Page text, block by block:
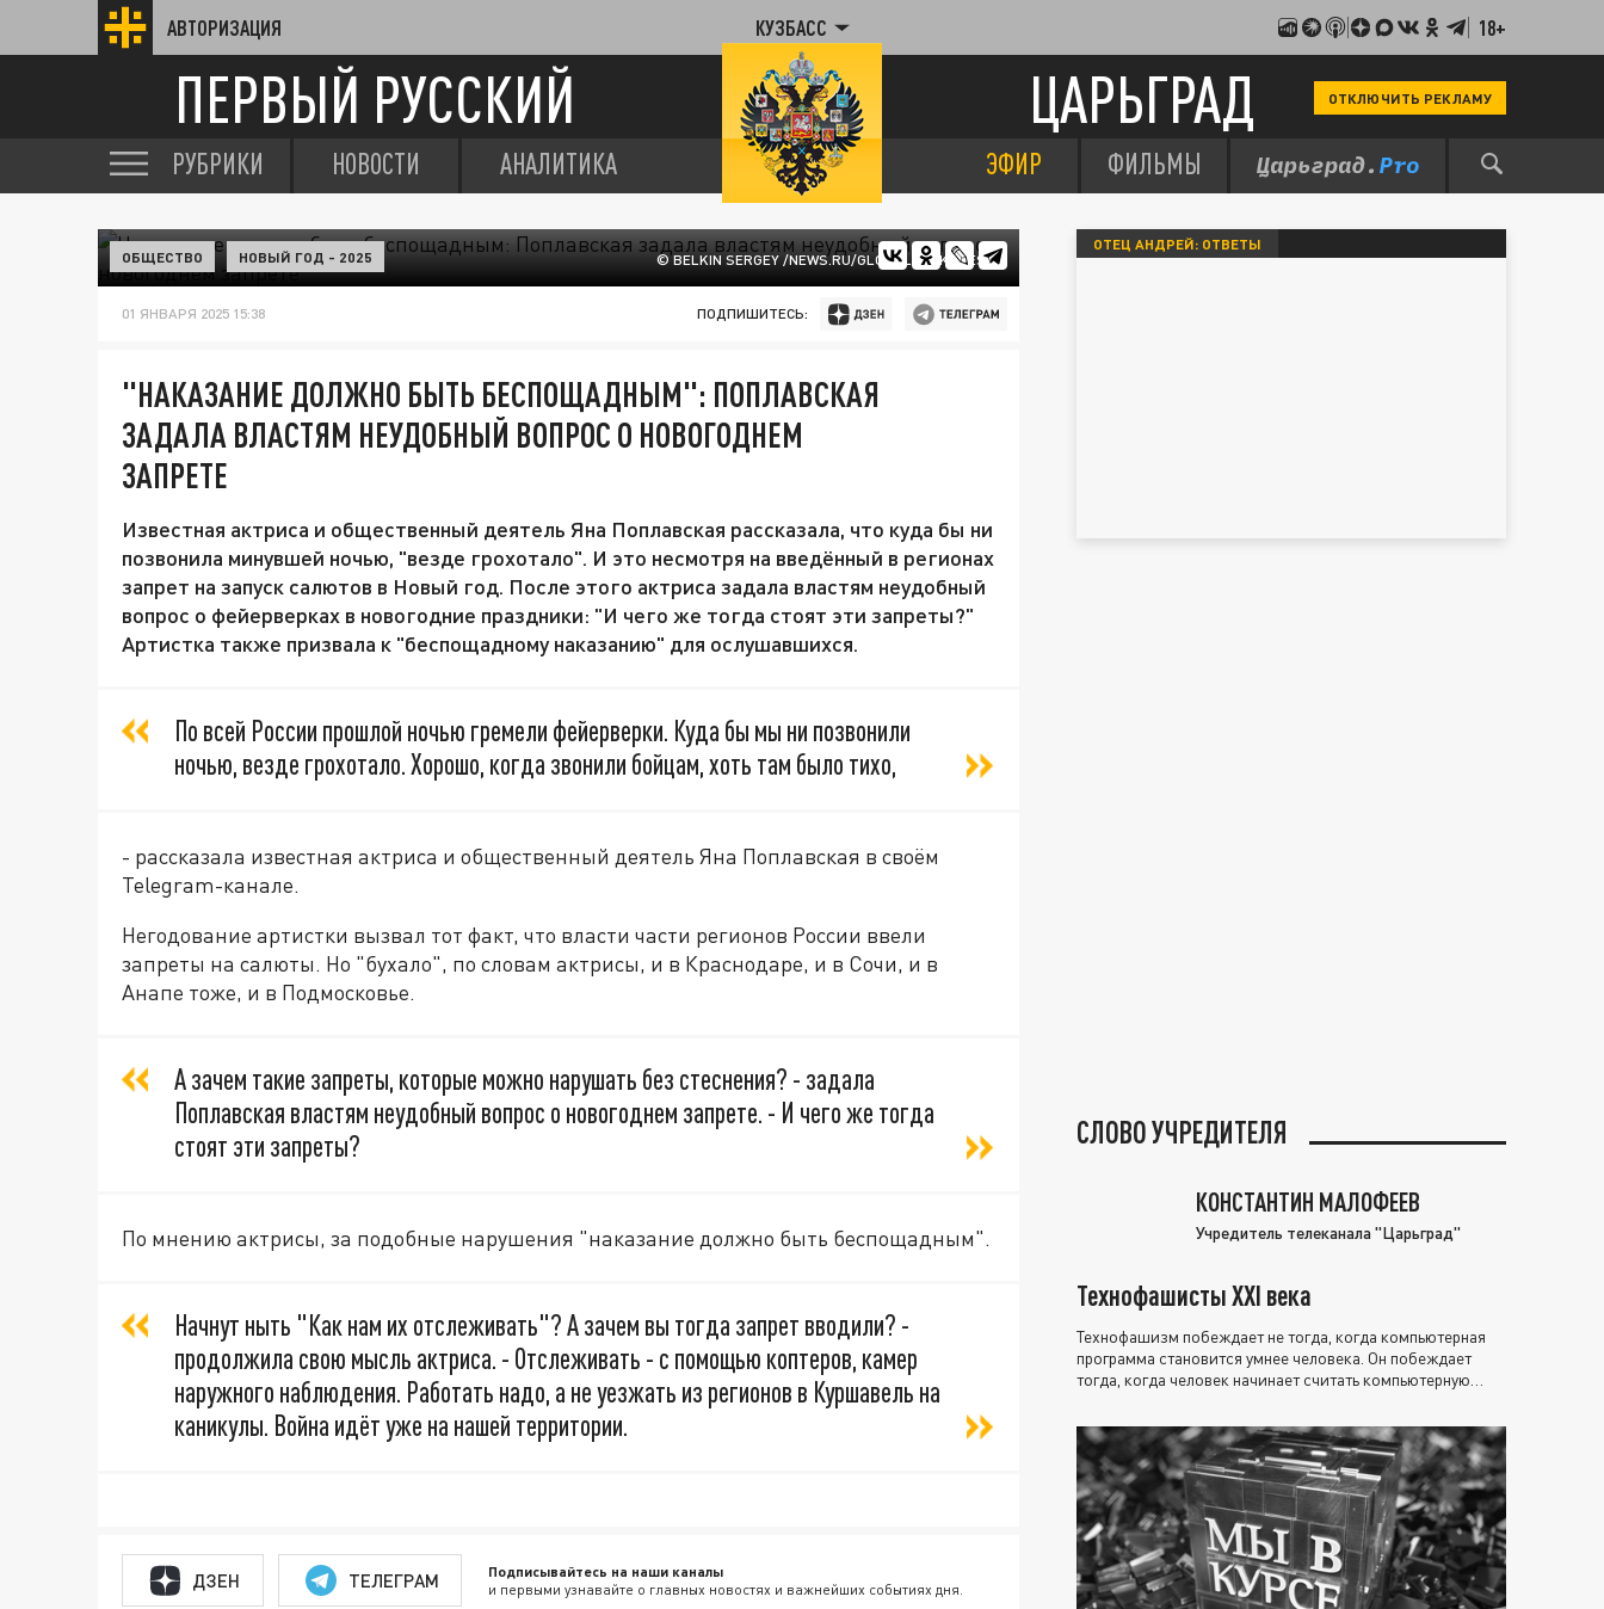
АВТОРИЗАЦИЯ КУЗБАСС 18+
ПЕРВЫЙ РУССКИЙ ЦАРЬГРАД ОТКЛЮЧИТЬ РЕКЛАМУ
РУБРИКИ НОВОСТИ АНАЛИТИКА ЭФИР ФИЛЬМЫ
© BELKIN SERGEY /NEWS.RU/GLOBALLOOKPRESS
ОБЩЕСТВО НОВЫЙ ГОД - 2025
01 ЯНВАРЯ 2025 15:38 ПОДПИШИТЕСЬ:
"НАКАЗАНИЕ ДОЛЖНО БЫТЬ БЕСПОЩАДНЫМ": ПОПЛАВСКАЯ
ЗАДАЛА ВЛАСТЯМ НЕУДОБНЫЙ ВОПРОС О НОВОГОДНЕМ
ЗАПРЕТЕ
Известная актриса и общественный деятель Яна Поплавская рассказала, что куда бы ни
позвонила минувшей ночью, "везде грохотало". И это несмотря на введённый в регионах
запрет на запуск салютов в Новый год. После этого актриса задала властям неудобный
вопрос о фейерверках в новогодние праздники: "И чего же тогда стоят эти запреты?"
Артистка также призвала к "беспощадному наказанию" для ослушавшихся.
По всей России прошлой ночью гремели фейерверки. Куда бы мы ни позвонили
ночью, везде грохотало. Хорошо, когда звонили бойцам, хоть там было тихо,
- рассказала известная актриса и общественный деятель Яна Поплавская в своём
Telegram-канале.
Негодование артистки вызвал тот факт, что власти части регионов России ввели
запреты на салюты. Но "бухало", по словам актрисы, и в Краснодаре, и в Сочи, и в
Анапе тоже, и в Подмосковье.
А зачем такие запреты, которые можно нарушать без стеснения? - задала
Поплавская властям неудобный вопрос о новогоднем запрете. - И чего же тогда
стоят эти запреты?
По мнению актрисы, за подобные нарушения "наказание должно быть беспощадным".
Начнут ныть "Как нам их отслеживать"? А зачем вы тогда запрет вводили? -
продолжила свою мысль актриса. - Отслеживать - с помощью коптеров, камер
наружного наблюдения. Работать надо, а не уезжать из регионов в Куршавель на
каникулы. Война идёт уже на нашей территории.
ДЗЕН ТЕЛЕГРАМ Подписывайтесь на наши каналы
и первыми узнавайте о главных новостях и важнейших событиях дня.
ОТЕЦ АНДРЕЙ: ОТВЕТЫ
СЛОВО УЧРЕДИТЕЛЯ
КОНСТАНТИН МАЛОФЕЕВ
Учредитель телеканала "Царьград"
Технофашисты XXI века
Технофашизм побеждает не тогда, когда компьютерная
программа становится умнее человека. Он побеждает
тогда, когда человек начинает считать компьютерную